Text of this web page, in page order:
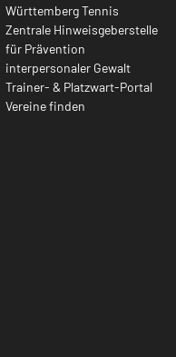
Württemberg Tennis
Zentrale Hinweisgeberstelle
für Prävention
interpersonaler Gewalt
Trainer- & Platzwart-Portal
Vereine finden